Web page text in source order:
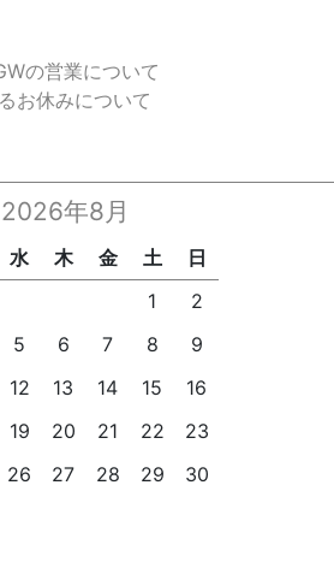
の営業について
お休みについて
2026年8月
水 木 金 土
日
1
2
5 6 7 8
9
12 13 14 15
16
19 20 21 22
23
26 27 28 29
30